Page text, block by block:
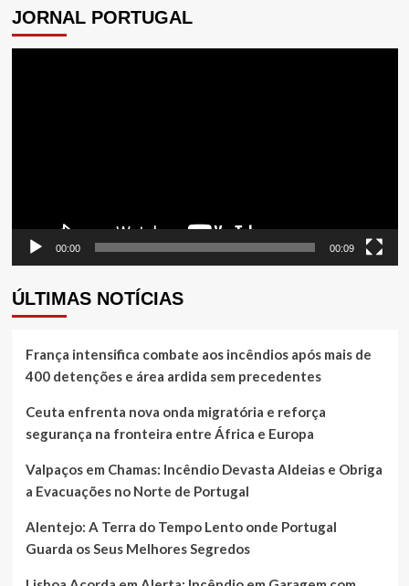
JORNAL PORTUGAL
00:00 00:09
ÚLTIMAS NOTÍCIAS
França intensifica combate aos incêndios após mais de
400 detenções e área ardida sem precedentes
Ceuta enfrenta nova onda migratória e reforça
segurança na fronteira entre África e Europa
Valpaços em Chamas: Incêndio Devasta Aldeias e Obriga
a Evacuações no Norte de Portugal
Alentejo: A Terra do Tempo Lento onde Portugal
Guarda os Seus Melhores Segredos